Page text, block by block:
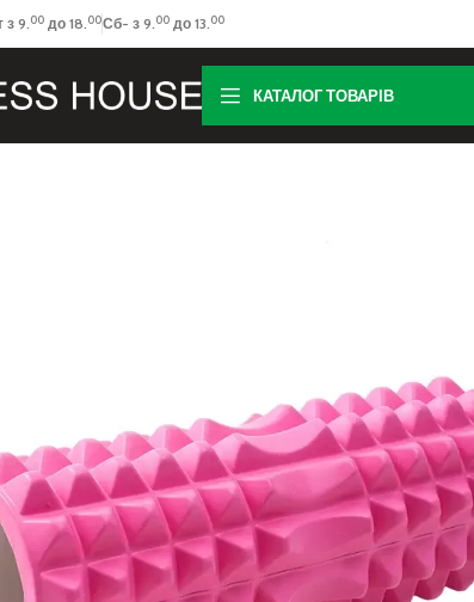
з 9.00до 18.00Сб- з 9.00до 13.00
КАТАЛОГ ТОВАРІВ